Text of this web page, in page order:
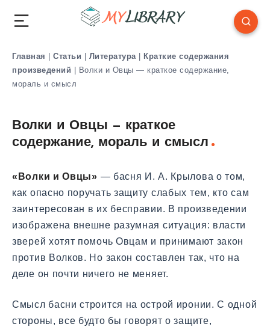
Главная | Статьи | Литература | Краткие содержания
произведений | Волки и Овцы — краткое содержание,
мораль и смысл
Волки и Овцы — краткое
содержание, мораль и смысл
«Волки и Овцы» — басня И. А. Крылова о том,
как опасно поручать защиту слабых тем, кто сам
заинтересован в их бесправии. В произведении
изображена внешне разумная ситуация: власти
зверей хотят помочь Овцам и принимают закон
против Волков. Но закон составлен так, что на
деле он почти ничего не меняет.
Смысл басни строится на острой иронии. С одной
стороны, все будто бы говорят о защите,